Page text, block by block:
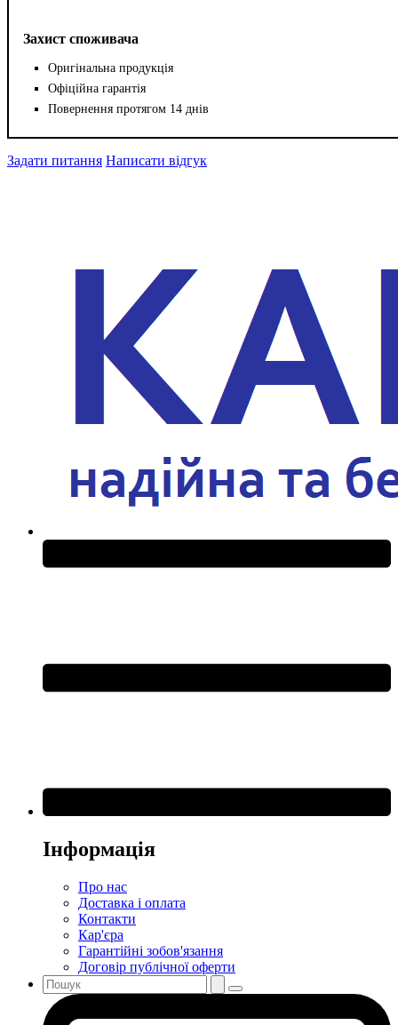
Захист споживача
Оригінальна продукція
Офіційна гарантія
Повернення протягом 14 днів
Задати питання Написати відгук
Інформація
Про нас
Доставка і оплата
Контакти
Кар'єра
Гарантійні зобов'язання
Договір публічної оферти